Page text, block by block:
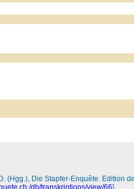
(Hgg.), Die Stapfer-Enquête. Edition
/db/transkriptions/view/66].